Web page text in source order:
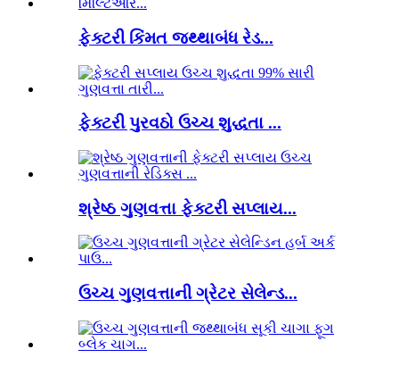
ફેક્ટરી કિંમત જથ્થાબંધ રેડ...
ફેક્ટરી પુરવઠો ઉચ્ચ શુદ્ધતા ...
શ્રેષ્ઠ ગુણવત્તા ફેક્ટરી સપ્લાય...
ઉચ્ચ ગુણવત્તાની ગ્રેટર સેલેન્ડ...